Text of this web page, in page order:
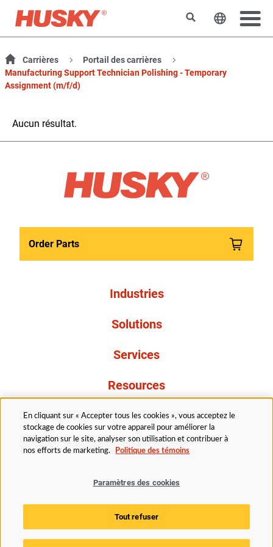
RechercherChanger
Carrières
Portail des carrières
Manufacturing Support Technician Polishing - Temporary
Assignment (m/f/d)
Aucun résultat.
Order Parts
Industries
Solutions
Services
Resources
À propos de nous
Légal Avis de confidentialité
Politique d’accessibilité
Politique des témoins
Paramètres des cookies
En cliquant sur « Accepter tous les cookies », vous acceptez le
stockage de cookies sur votre appareil pour améliorer la
navigation sur le site, analyser son utilisation et contribuer à
nos efforts de marketing.
Politique des témoins
Paramètres des cookies
Tout refuser